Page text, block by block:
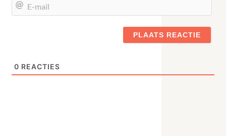
0 REACTIES